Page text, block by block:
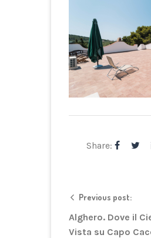
Share:
Previous post:
Alghero. Dove il
Vista su Capo